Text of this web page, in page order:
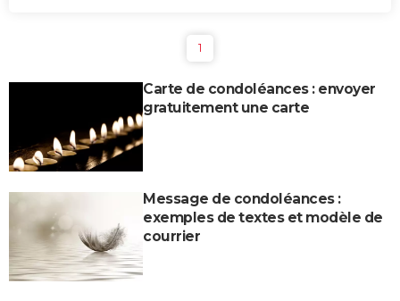
1
Carte de condoléances : envoyer
gratuitement une carte
Message de condoléances :
exemples de textes et modèle de
courrier